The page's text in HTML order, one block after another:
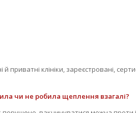
клініки, зареєстровані,
чи не робила щеплення взагалі?